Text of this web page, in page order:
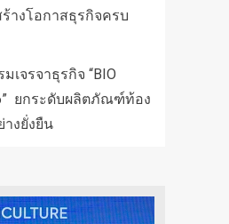
างโอกาสธุรกิจครบ
เจรจาธุรกิจ “BIO
ยกระดับผลิตภัณฑ์ท้อง
งยั่งยืน